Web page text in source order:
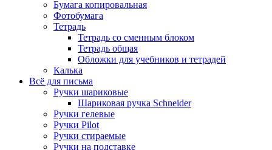
Бумага копировальная
Фотобумага
Тетрадь
Тетрадь со сменным блоком
Тетрадь общая
Обложки для учебников и тетрадей
Калька
Всё для письма
Ручки шариковые
Шариковая ручка Schneider
Ручки гелевые
Ручки Pilot
Ручки стираемые
Ручки на подставке